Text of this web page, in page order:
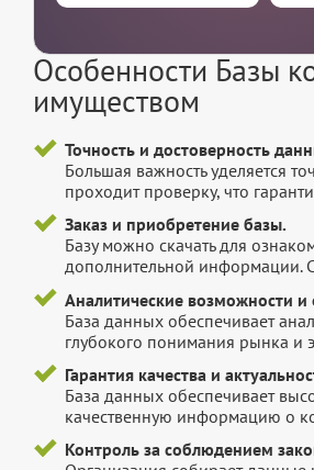
Особенности Базы
имуществом
Точность и достоверность
Большая важность уделяется
проходит проверку, что
Заказ и приобретение базы.
Базу можно скачать для
дополнительной информации.
Аналитические возможности и
База данных обеспечивает
глубокого понимания рынка и
Гарантия качества и
База данных обеспечивает
качественную информацию о
Контроль за соблюдением